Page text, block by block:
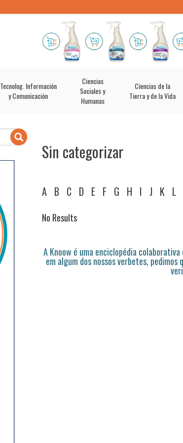
Tecnolog. Información
y Comunicación
Ciencias
Sociales y
Humanas
Ciencias de la
Tierra y de la Vida
Sin categorizar
A B C D E F G H I J K L
No Results
A Knoow é uma enciclopédia
em algum dos nossos verbetes, pedimos